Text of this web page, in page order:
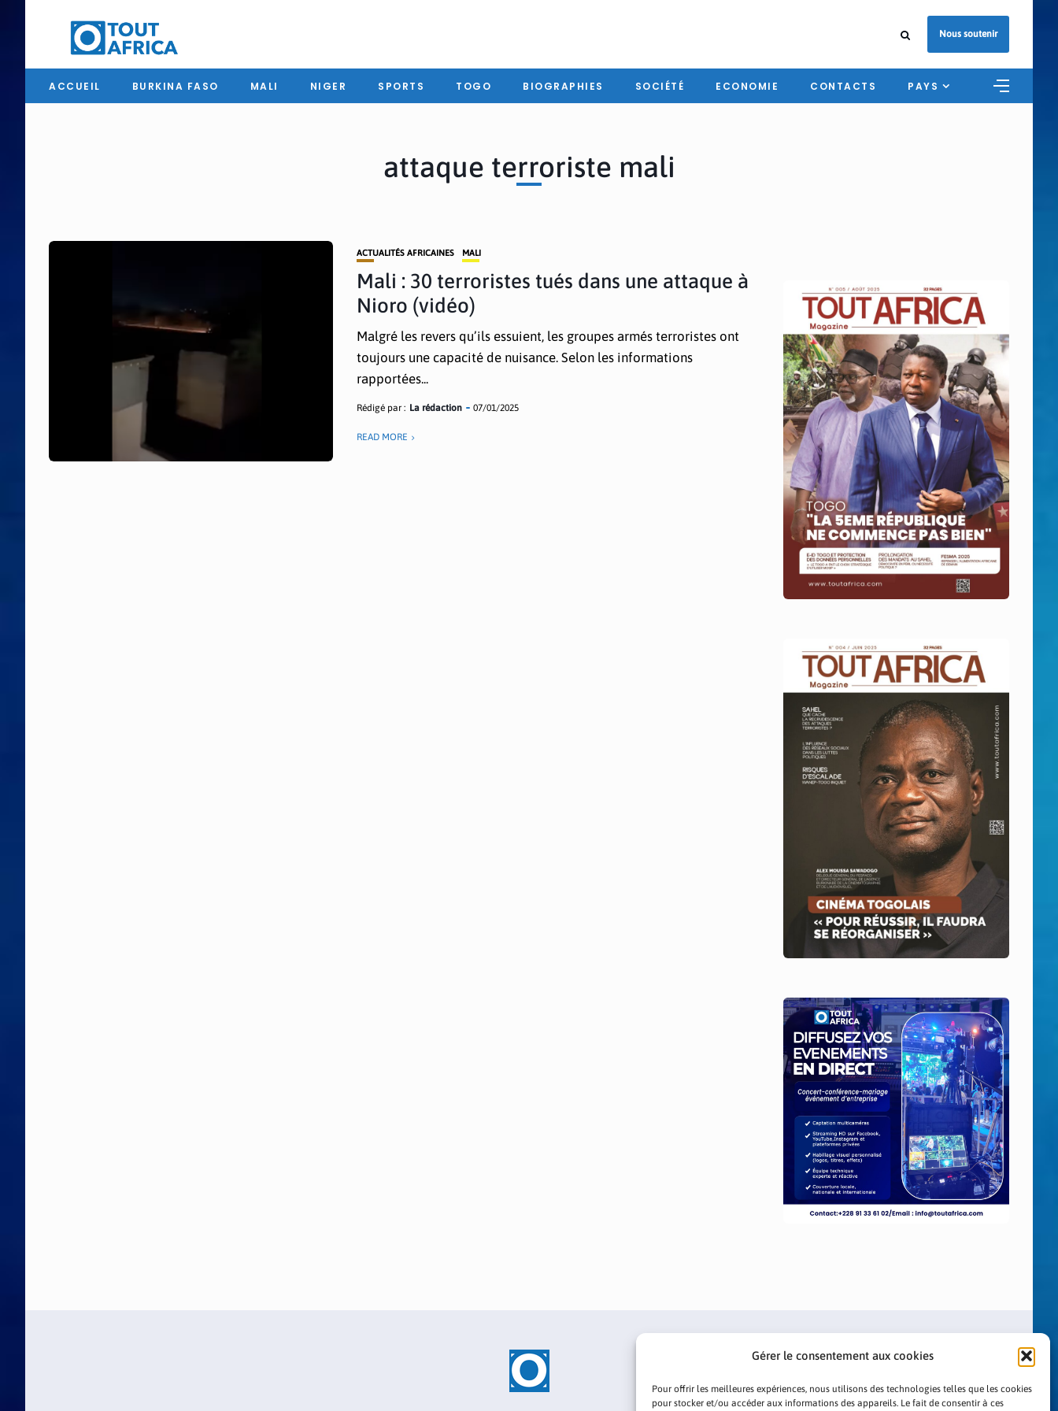
Gérer le consentement aux cookies
Pour offrir les meilleures expériences, nous utilisons des technologies telles que les cookies
pour stocker et/ou accéder aux informations des appareils. Le fait de consentir à ces
Nous soutenir
ACCUEIL BURKINA FASO MALI NIGER SPORTS TOGO BIOGRAPHIES SOCIÉTÉ ECONOMIE CONTACTS PAYS
attaque terroriste mali
ACTUALITÉS AFRICAINES MALI
Mali : 30 terroristes tués dans une attaque à
Nioro (vidéo)
Malgré les revers qu’ils essuient, les groupes armés terroristes ont
toujours une capacité de nuisance. Selon les informations
rapportées...
Rédigé par : La rédaction 07/01/2025
READ MORE